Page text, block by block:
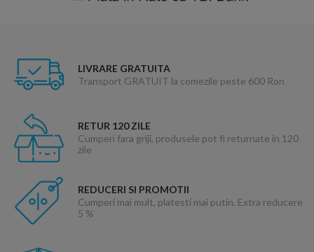
LIVRARE GRATUITA
Transport GRATUIT la comezile peste 600 Ron
RETUR 120 ZILE
Cumperi fara griji, produsele pot fi returnate in 120
zile
REDUCERI SI PROMOTII
Cumperi mai mult, platesti mai putin. Extra reducere
5 %